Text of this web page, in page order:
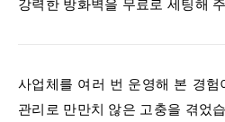
강력한 방화벽을 무료로 세팅해
사업체를 여러 번 운영해 본 경험
관리로 만만치 않은 고충을 겪었